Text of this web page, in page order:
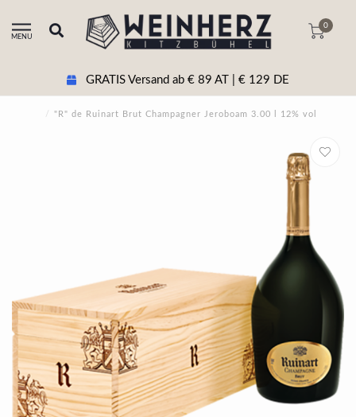
MENU
0
GRATIS Versand ab € 89 AT | € 129 DE
/ "R" de Ruinart Brut Champagner Jeroboam 3.00 l 12% vol